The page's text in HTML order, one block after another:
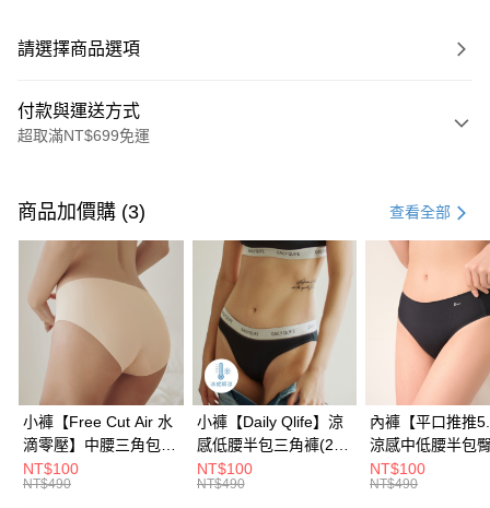
請選擇商品選項
付款與運送方式
超取滿NT$699免運
信用卡一次付款
信用卡分期付款
3 期 0 利率 每期 NT$430 21家銀行
合作金庫商業銀行
第一商業銀行
華南商業銀行
彰化商業銀行
上海商業儲蓄銀行
台北富邦商業銀行
國泰世華商業銀行
兆豐國際商業銀行
臺灣中小企業銀行
台中商業銀行
匯豐（台灣）商業銀行
華泰商業銀行
聯邦商業銀行
遠東國際商業銀行
元大商業銀行
6 期 0 利率 每期 NT$215 21家銀行
合作金庫商業銀行
第一商業銀行
華南商業銀行
彰化商業銀行
上海商業儲蓄銀行
台北富邦商業銀行
國泰世華商業銀行
兆豐國際商業銀行
臺灣中小企業銀行
台中商業銀行
匯豐（台灣）商業銀行
聯邦商業銀行
超商取貨付款
LINE Pay
Apple Pay
街口支付
商品加價購 (3) 查看全部
小褲【Free Cut Air 水
滴零壓】中腰三角包臀
褲 (4色)
NT$100
NT$490
小褲【Daily Qlife】涼
感低腰半包三角褲​(2
色)
NT$100
NT$490
內褲【平口推推
涼感中低腰半包
(2色)
NT$100
NT$490